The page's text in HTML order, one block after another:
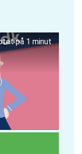
på 1 minut